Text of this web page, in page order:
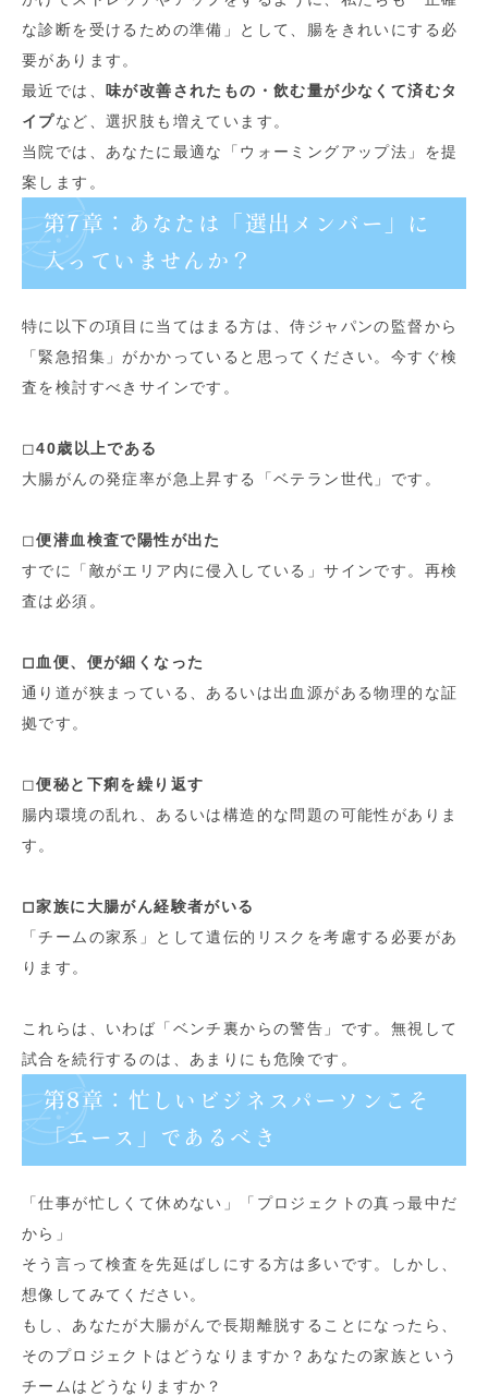
な診断を受けるための準備」として、腸をきれいにする必
要があります。
最近では、 味が改善されたもの・飲む量が少なくて済むタ
イプなど、選択肢も増えています。
当院では、あなたに最適な「ウォーミングアップ法」を提
案します。
第7章：あなたは「選出メンバー」に
入っていませんか？
特に以下の項目に当てはまる方は、侍ジャパンの監督から
「緊急招集」がかかっていると思ってください。今すぐ検
査を検討すべきサインです。
◻︎40歳以上である
大腸がんの発症率が急上昇する「ベテラン世代」です。
◻︎便潜血検査で陽性が出た
すでに「敵がエリア内に侵入している」サインです。再検
査は必須。
◻︎血便、便が細くなった
通り道が狭まっている、あるいは出血源がある物理的な証
拠です。
◻︎便秘と下痢を繰り返す
腸内環境の乱れ、あるいは構造的な問題の可能性がありま
す。
◻︎家族に大腸がん経験者がいる
「チームの家系」として遺伝的リスクを考慮する必要があ
ります。
これらは、いわば「ベンチ裏からの警告」です。無視して
試合を続行するのは、あまりにも危険です。
第8章：忙しいビジネスパーソンこそ
「エース」であるべき
「仕事が忙しくて休めない」「プロジェクトの真っ最中だ
から」
そう言って検査を先延ばしにする方は多いです。しかし、
想像してみてください。
もし、あなたが大腸がんで長期離脱することになったら、
そのプロジェクトはどうなりますか？あなたの家族という
チームはどうなりますか？